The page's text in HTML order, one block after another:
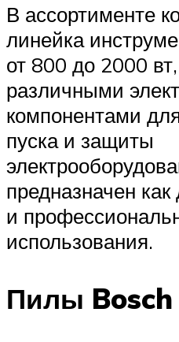
В ассортименте
линейка
от 800 до 2000
различными
компонентами
пуска и защиты
предназначен
и
использования.
Пилы Bosch